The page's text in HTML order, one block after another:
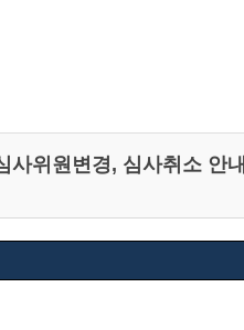
사위원변경, 심사취소 안내